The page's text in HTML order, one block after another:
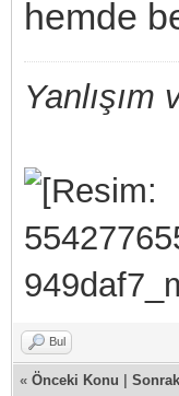
hemde
Bul
« Önceki Konu